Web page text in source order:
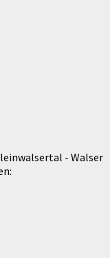
- Walser